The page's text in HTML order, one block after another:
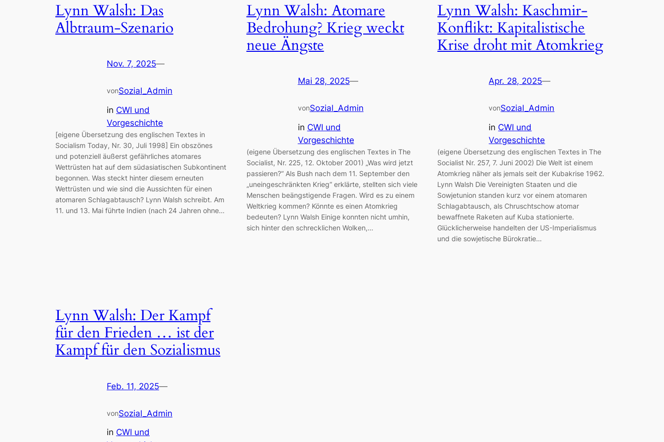
Lynn Walsh: Das
Albtraum-Szenario
Nov. 7, 2025—
vonSozial_Admin
in CWI und
Vorgeschichte
[eigene Übersetzung des englischen Textes in
Socialism Today, Nr. 30, Juli 1998] Ein obszönes
und potenziell äußerst gefährliches atomares
Wettrüsten hat auf dem südasiatischen Subkontinent
begonnen. Was steckt hinter diesem erneuten
Wettrüsten und wie sind die Aussichten für einen
atomaren Schlagabtausch? Lynn Walsh schreibt. Am
11. und 13. Mai führte Indien (nach 24 Jahren ohne…
Lynn Walsh: Atomare
Bedrohung? Krieg weckt
neue Ängste
Mai 28, 2025—
vonSozial_Admin
in CWI und
Vorgeschichte
(eigene Übersetzung des englischen Textes in The
Socialist, Nr. 225, 12. Oktober 2001) „Was wird jetzt
passieren?“ Als Bush nach dem 11. September den
„uneingeschränkten Krieg“ erklärte, stellten sich viele
Menschen beängstigende Fragen. Wird es zu einem
Weltkrieg kommen? Könnte es einen Atomkrieg
bedeuten? Lynn Walsh Einige konnten nicht umhin,
sich hinter den schrecklichen Wolken,…
Lynn Walsh: Kaschmir-
Konflikt: Kapitalistische
Krise droht mit Atomkrieg
Apr. 28, 2025—
vonSozial_Admin
in CWI und
Vorgeschichte
(eigene Übersetzung des englischen Textes in The
Socialist Nr. 257, 7. Juni 2002) Die Welt ist einem
Atomkrieg näher als jemals seit der Kubakrise 1962.
Lynn Walsh Die Vereinigten Staaten und die
Sowjetunion standen kurz vor einem atomaren
Schlagabtausch, als Chruschtschow atomar
bewaffnete Raketen auf Kuba stationierte.
Glücklicherweise handelten der US-Imperialismus
und die sowjetische Bürokratie…
Lynn Walsh: Der Kampf
für den Frieden … ist der
Kampf für den Sozialismus
Feb. 11, 2025—
vonSozial_Admin
in CWI und